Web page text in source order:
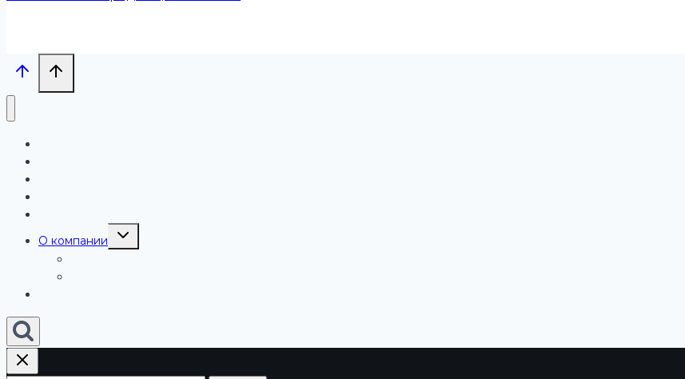
О компании
Переключить